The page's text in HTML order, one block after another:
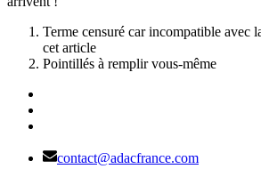
Terme censuré car incompatible avec
cet article
Pointillés à remplir vous-même
contact@adacfrance.com